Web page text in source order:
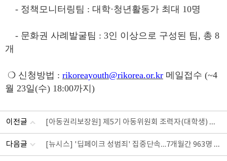
- 정책모니터링팀 : 대학·청년활동가 최대 10명
- 문화권 사례발굴팀 : 3인 이상으로 구성된 팀, 총 8
개
❍ 신청방법 : rikoreayouth@rikorea.or.kr 메일접수 (~4
월 23일(수) 18:00까지)
이전글 [아동권리보장원] 제5기 아동위원회 조력자(대학생) 모집 (~4/24)
다음글 [뉴시스] '딥페이크 성범죄' 집중단속…7개월간 963명 검거